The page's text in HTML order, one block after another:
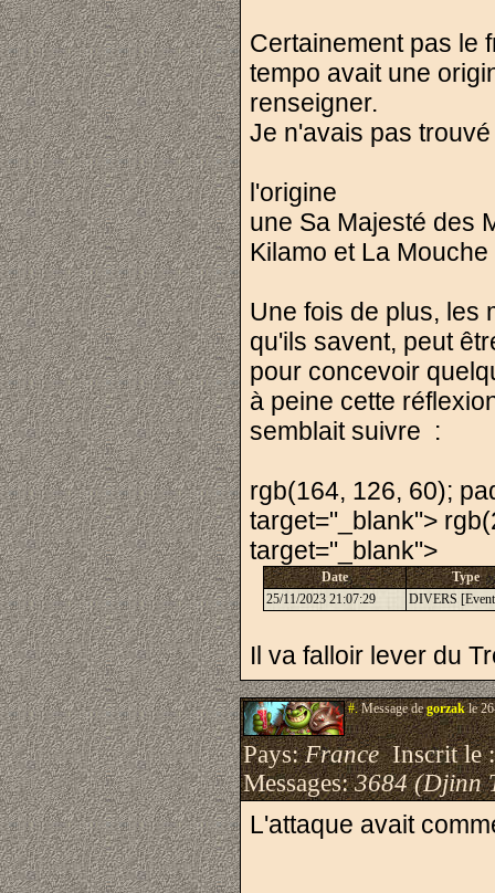
Certainement pas le
tempo avait une
renseigner.
Je n'avais pas
l'origine
une Sa Majesté des
Kilamo et La
Une fois de plus, les
qu'ils savent, peut
pour concevoir
à peine cette
semblait suivre :
rgb(164, 126, 60);
target="_blank">
target="_blank">
Date
Type
25/11/2023 21:07:29
DIVERS
Il va falloir lever du
#.Message degorzakle
Pays:FranceInscrit le
Messages:3684 (Djinn
L'attaque avait